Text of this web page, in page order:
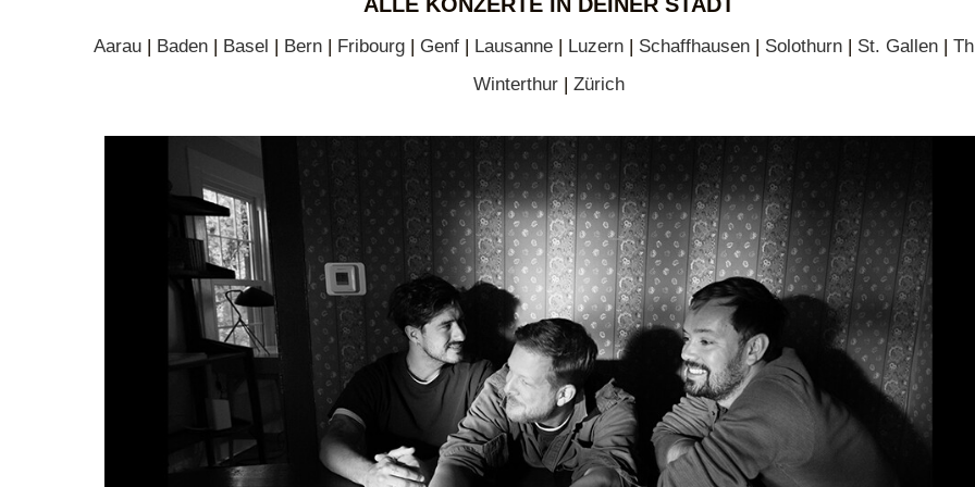
Aarau | Baden | Basel | Bern | Fribourg | Genf | Lausanne | Luzern | Schaffhausen | Solothurn | St. Gallen |
Winterthur| Zürich